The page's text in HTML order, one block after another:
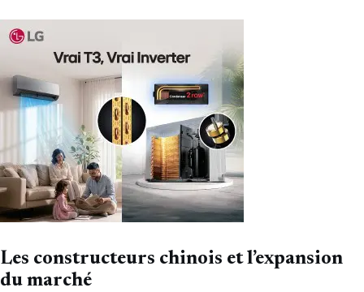
Les constructeurs chinois et l’expansion
du marché